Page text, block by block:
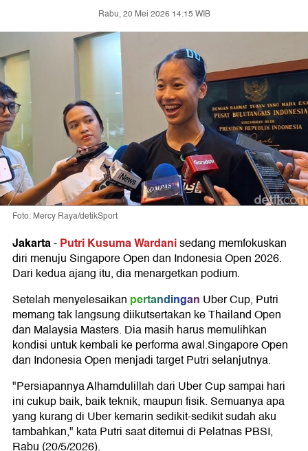
Rabu, 20 Mei 2026 14:15 WIB
Foto: Mercy Raya/detikSport
Jakarta-Putri Kusuma Wardanisedang memfokuskan
diri menuju Singapore Open dan Indonesia Open 2026.
Dari kedua ajang itu, dia menargetkan podium.
Setelah menyelesaikan pertandingan Uber Cup, Putri
memang tak langsung diikutsertakan ke Thailand Open
dan Malaysia Masters. Dia masih harus memulihkan
kondisi untuk kembali ke performa awal.Singapore Open
dan Indonesia Open menjadi target Putri selanjutnya.
"Persiapannya Alhamdulillah dari Uber Cup sampai hari
ini cukup baik, baik teknik, maupun fisik. Semuanya apa
yang kurang di Uber kemarin sedikit-sedikit sudah aku
tambahkan," kata Putri saat ditemui di Pelatnas PBSI,
Rabu (20/5/2026).